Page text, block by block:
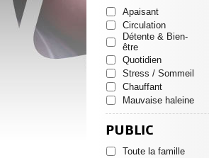
Apaisant
Circulation
Détente & Bien-
être
Quotidien
Stress / Sommeil
Chauffant
Mauvaise haleine
PUBLIC
Toute la famille